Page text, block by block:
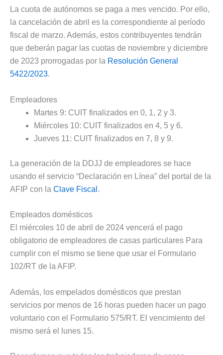
La cuota de autónomos se paga a mes vencido. Por ello,
la cancelación de abril es la correspondiente al período
fiscal de marzo. Además, estos contribuyentes tendrán
que deberán pagar las cuotas de noviembre y diciembre
de 2023 prorrogadas por la Resolución General
5422/2023.
Empleadores
Martes 9: CUIT finalizados en 0, 1, 2 y 3.
Miércoles 10: CUIT finalizados en 4, 5 y 6.
Jueves 11: CUIT finalizados en 7, 8 y 9.
La generación de la DDJJ de empleadores se hace
usando el servicio “Declaración en Línea” del portal de la
AFIP con la Clave Fiscal .
Empleados domésticos
El miércoles 10 de abril de 2024 vencerá el pago
obligatorio de empleadores de casas particulares Para
cumplir con el mismo se tiene que usar el Formulario
102/RT de la AFIP.
Además, los empelados domésticos que prestan
servicios por menos de 16 horas pueden hacer un pago
voluntario con el Formulario 575/RT. El vencimiento del
mismo será el lunes 15.